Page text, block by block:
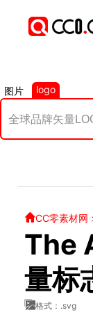
图片 logo
CC零素材网
The
量标
格式：.svg